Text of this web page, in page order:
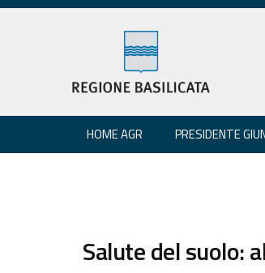
HOME AGR PRESIDENTE
Salute del suolo: